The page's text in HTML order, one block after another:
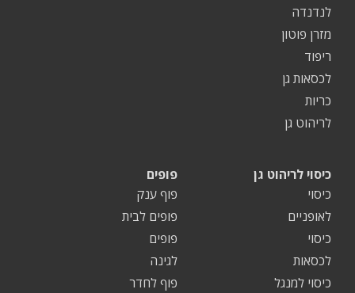
לנדנדה
מזרן פוטון
ריפוד
לכסאות גן
כריות
לריהוט גן
פופים
פוף ענק
פופים לבית
פופים
לגינה
פוף לחדר
כיסוי לריהוט גן
כיסוי
לאופניים
כיסוי
לכסאות
כיסוי למנגל